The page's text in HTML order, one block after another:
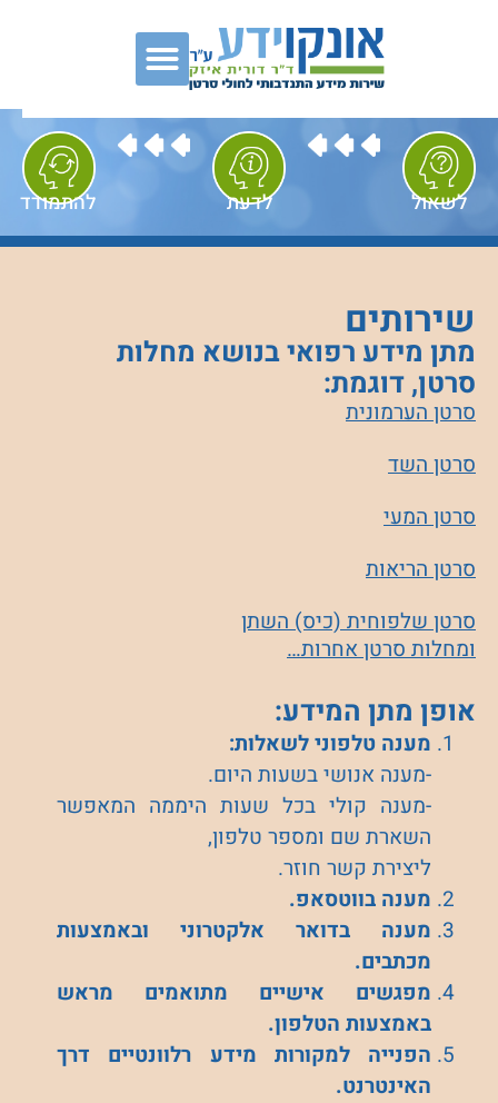
לשאול לדעת להתמודד
שירותים
מתן מידע רפואי בנושא מחלות
סרטן, דוגמת:
סרטן הערמונית
סרטן השד
סרטן המעי
סרטן הריאות
סרטן שלפוחית (כיס) השתן
ומחלות סרטן אחרות…
אופן מתן המידע:
מענה טלפוני לשאלות:
-מענה אנושי בשעות היום.
-מענה קולי בכל שעות היממה המאפשר
השארת שם ומספר טלפון,
ליצירת קשר חוזר.
מענה בווטסאפ.
מענה בדואר אלקטרוני ובאמצעות
מכתבים.
מפגשים אישיים מתואמים מראש
באמצעות הטלפון.
הפנייה למקורות מידע רלוונטיים דרך
האינטרנט.